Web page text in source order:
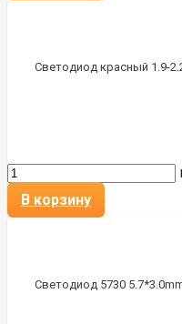
Светодиод красный 1.9-
В корзину
Светодиод 5730